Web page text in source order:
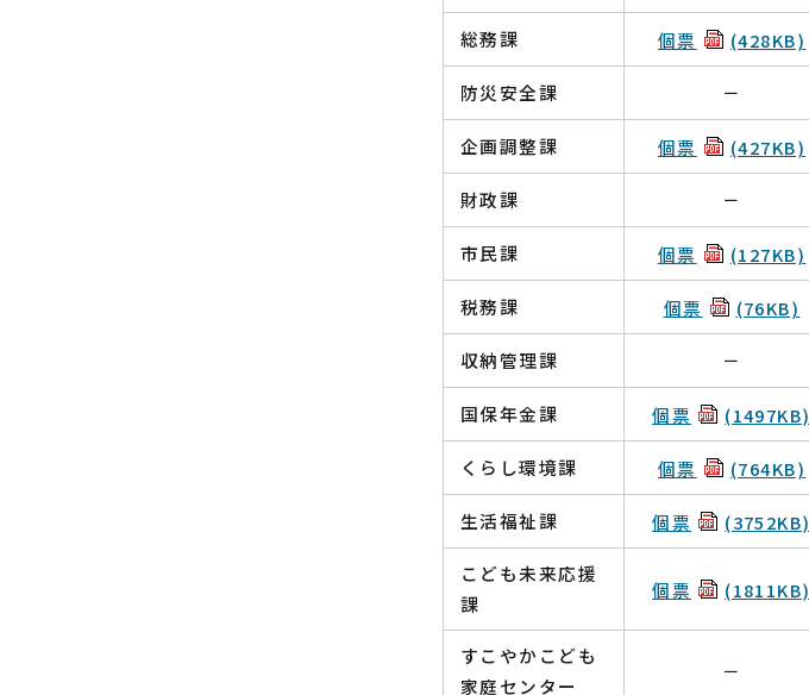
総務課 個票 (428KB)
防災安全課 －
企画調整課 個票 (427KB)
財政課 －
市民課 個票 (127KB)
税務課 個票 (76KB)
収納管理課 －
国保年金課 個票 (1497KB)
くらし環境課 個票 (764KB)
生活福祉課 個票 (3752KB)
こども未来応援
課
個票 (1811KB)
すこやかこども
家庭センター
－